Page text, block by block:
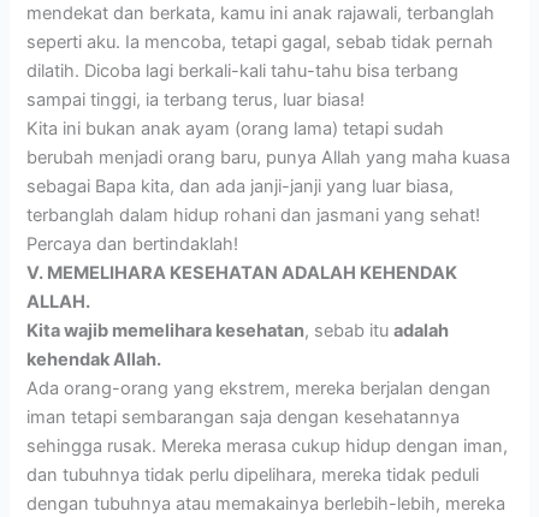
mendekat dan berkata, kamu ini anak rajawali, terbanglah
seperti aku. Ia mencoba, tetapi gagal, sebab tidak pernah
dilatih. Dicoba lagi berkali-kali tahu-tahu bisa terbang
sampai tinggi, ia terbang terus, luar biasa!
Kita ini bukan anak ayam (orang lama) tetapi sudah
berubah menjadi orang baru, punya Allah yang maha kuasa
sebagai Bapa kita, dan ada janji-janji yang luar biasa,
terbanglah dalam hidup rohani dan jasmani yang sehat!
Percaya dan bertindaklah!
V. MEMELIHARA KESEHATAN ADALAH KEHENDAK
ALLAH.
Kita wajib memelihara kesehatan, sebab ituadalah
kehendak Allah.
Ada orang-orang yang ekstrem, mereka berjalan dengan
iman tetapi sembarangan saja dengan kesehatannya
sehingga rusak. Mereka merasa cukup hidup dengan iman,
dan tubuhnya tidak perlu dipelihara, mereka tidak peduli
dengan tubuhnya atau memakainya berlebih-lebih, mereka